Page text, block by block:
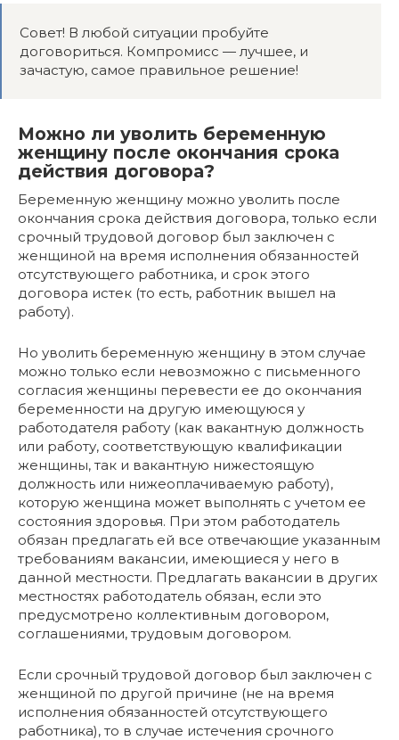
Совет! В любой ситуации пробуйте
договориться. Компромисс — лучшее, и
зачастую, самое правильное решение!
Можно ли уволить беременную
женщину после окончания срока
действия договора?
Беременную женщину можно уволить после
окончания срока действия договора, только если
срочный трудовой договор был заключен с
женщиной на время исполнения обязанностей
отсутствующего работника, и срок этого
договора истек (то есть, работник вышел на
работу).
Но уволить беременную женщину в этом случае
можно только если невозможно с письменного
согласия женщины перевести ее до окончания
беременности на другую имеющуюся у
работодателя работу (как вакантную должность
или работу, соответствующую квалификации
женщины, так и вакантную нижестоящую
должность или нижеоплачиваемую работу),
которую женщина может выполнять с учетом ее
состояния здоровья. При этом работодатель
обязан предлагать ей все отвечающие указанным
требованиям вакансии, имеющиеся у него в
данной местности. Предлагать вакансии в других
местностях работодатель обязан, если это
предусмотрено коллективным договором,
соглашениями, трудовым договором.
Если срочный трудовой договор был заключен с
женщиной по другой причине (не на время
исполнения обязанностей отсутствующего
работника), то в случае истечения срочного